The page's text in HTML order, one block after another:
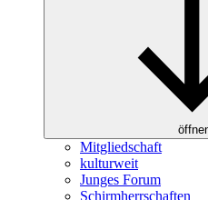
Mitgliedschaft
kulturweit
Junges Forum
Schirmherrschaften